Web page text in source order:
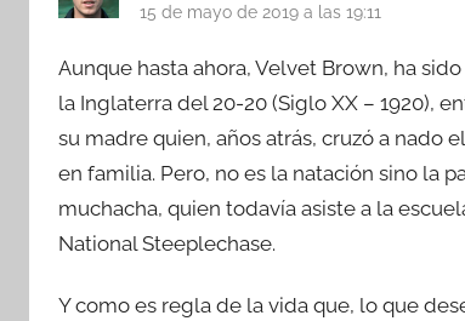
15 de mayo de 2019 a las 19:11
Aunque hasta ahora, Velvet Brown, ha
la Inglaterra del 20-20 (Siglo XX – 1920),
su madre quien, años atrás, cruzó a nado
en familia. Pero, no es la natación sino la
muchacha, quien todavía asiste a la
National Steeplechase.
Y como es regla de la vida que, lo que